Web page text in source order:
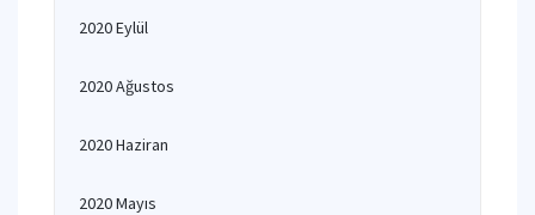
2020 Eylül
2020 Ağustos
2020 Haziran
2020 Mayıs